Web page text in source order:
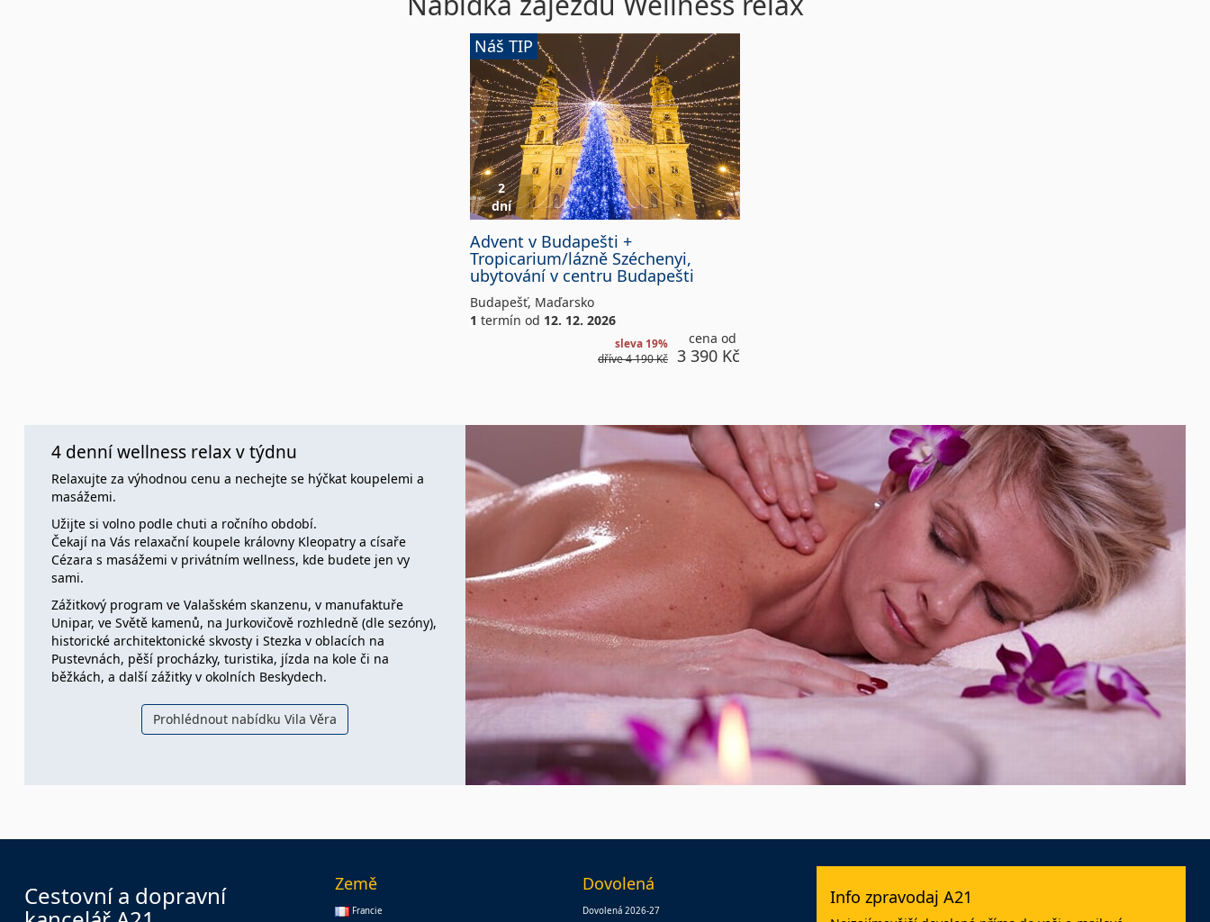
Náš TIP
2
dní
Advent
v
Budapešti
+
Tropicarium/lázně
Széchenyi,
ubytování
v
centru
Budapešti
Advent v Budapešti +
Tropicarium/lázně Széchenyi,
ubytování v centru Budapešti
Budapešť, Maďarsko
1 termín od 12. 12. 2026
sleva 19%
dříve4 190 Kč
cena od
3 390 Kč
v
Budapešti
+
Tropicarium/lázně
Széchenyi,
4 denní wellness relax v týdnu
Relaxujte za výhodnou cenu a nechejte se hýčkat koupelemi a
masážemi.
Užijte si volno podle chuti a ročního období.
Čekají na Vás relaxační koupele královny Kleopatry a císaře
Cézara s masážemi v privátním wellness, kde budete jen vy
sami.
Zážitkový program ve Valašském skanzenu, v manufaktuře
Unipar, ve Světě kamenů, na Jurkovičově rozhledně (dle sezóny),
historické architektonické skvosty i Stezka v oblacích na
Pustevnách, pěší procházky, turistika, jízda na kole či na
běžkách, a další zážitky v okolních Beskydech.
Prohlédnout nabídku Vila Věra
Cestovní a dopravní Země
Francie
Dovolená
Dovolená 2026-27
Info zpravodaj A21